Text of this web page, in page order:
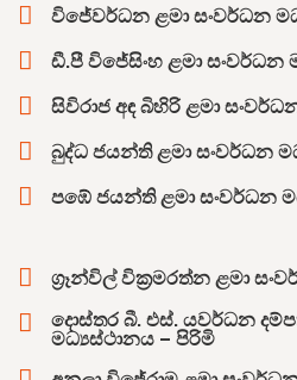
විජේවර්ධන ළමා සංවර්ධන
ඩී.පී විජේසිංහ ළමා සංවර්ධන
සිවිරාජ අඳ බිහිරි ළමා
බුද්ධ ජයන්ති ළමා සංවර්ධන
පඹේ ජයන්ති ළමා සංවර්ධන
ග්‍රෑන්විල් වික්‍රමරත්න ළමා
දොස්තර බී. එස්. යවර්ධන
මධ්‍යස්ථානය – පිරිමි